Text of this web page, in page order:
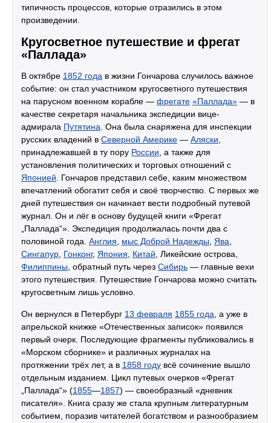
типичность процессов, которые отразились в этом
произведении.
Кругосветное путешествие и фрегат
«Паллада»
В октябре 1852 года в жизни Гончарова случилось важное
событие: он стал участником кругосветного путешествия
на парусном военном корабле — фрегате «Паллада» — в
качестве секретаря начальника экспедиции вице-
адмирала Путятина . Она была снаряжена для инспекции
русских владений в Северной Америке — Аляски
принадлежавшей в ту пору России , а также для
установления политических и торговых отношений с
Японией . Гончаров представил себе, каким множеством
впечатлений обогатит себя и своё творчество. С первых же
дней путешествия он начинает вести подробный путевой
журнал. Он и лёг в основу будущей книги «Фрегат
„Паллада“». Экспедиция продолжалась почти два с
половиной года. Англия мыс Доброй Надежды Ява
Сингапур Гонконг, Япония Китай , Ликейские острова,
Филиппины , обратный путь через Сибирь — главные вехи
этого путешествия. Путешествие Гончарова можно считать
кругосветным лишь условно.
Он вернулся в Петербург 13 февраля 1855 года , а уже в
апрельской книжке «Отечественных записок» появился
первый очерк. Последующие фрагменты публиковались в
«Морском сборнике» и различных журналах на
протяжении трёх лет, а в 1858 году всё сочинение вышло
отдельным изданием. Цикл путевых очерков «Фрегат
„Паллада“» (1855—1857) — своеобразный «дневник
писателя». Книга сразу же стала крупным литературным
событием, поразив читателей богатством и разнообразием